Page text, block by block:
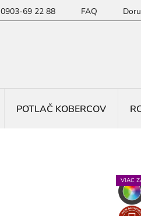
0903-69 22 88 FAQ
POTLAČ KOBERCOV
VIAC